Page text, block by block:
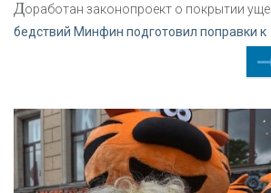
Доработан законопроект о покрытии
бедствий Минфин подготовил поправки к